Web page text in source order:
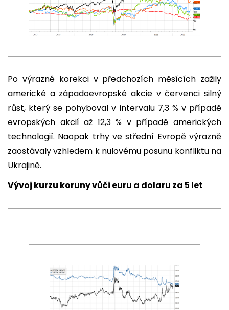
Po výrazné korekci v předchozích měsících zažily
americké a západoevropské akcie v červenci silný
růst, který se pohyboval v intervalu 7,3 % v případě
evropských akcií až 12,3 % v případě amerických
technologií. Naopak trhy ve střední Evropě výrazně
zaostávaly vzhledem k nulovému posunu konfliktu na
Ukrajině.
Vývoj kurzu koruny vůči euru a dolaru za 5 let